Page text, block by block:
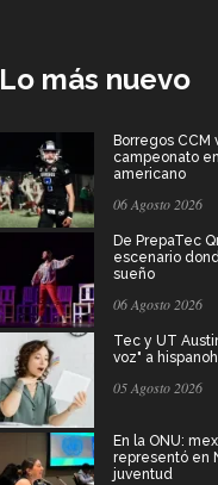
Lo más nuevo
Borregos CCM
campeonato
americano
06 Agosto 2026
De PrepaTec
escenario
sueño
06 Agosto 2026
Tec y UT
voz" a
05 Agosto 2026
En la ONU:
representó en
juventud